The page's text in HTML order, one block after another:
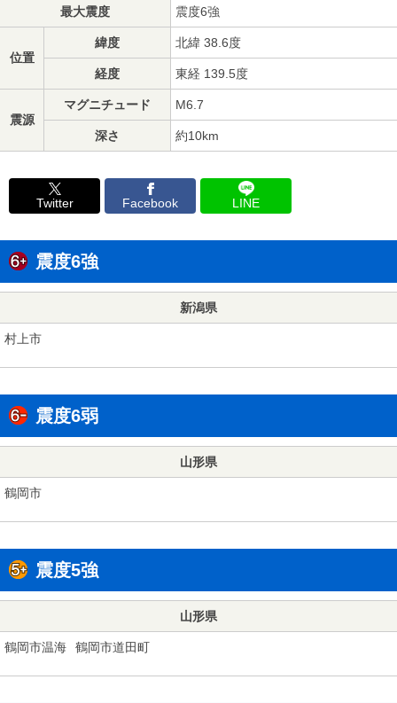
最大震度 震度6強
位置
緯度 北緯 38.6度
経度 東経 139.5度
震源
マグニチュード M6.7
深さ 約10km
Twitter Facebook LINE
震度6強
新潟県
村上市
震度6弱
山形県
鶴岡市
震度5強
山形県
鶴岡市温海 鶴岡市道田町